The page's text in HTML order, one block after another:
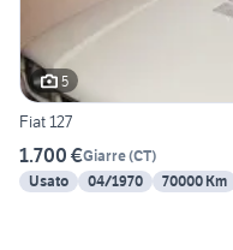
5
Fiat 127
1.700 €Giarre(CT)
Usato
04/1970 70000 Km